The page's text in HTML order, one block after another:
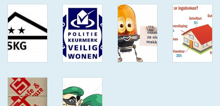
ISEO F9 ANTIKERNTREK IN
IEDERE GEWENSTE MAAT MET
GEWONE SLEUTELS MET
CERTIFICAAT SKG***
BOLD ELECTRONISCHE
CILINDERS OPEN JE SLOT MET